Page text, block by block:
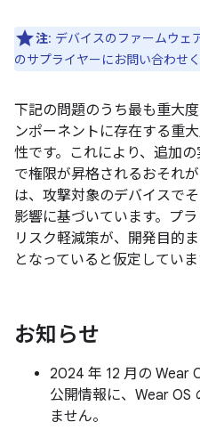
注: デバイスのファームウェ
のサプライヤーにお問い合わせく
下記の問題のうち最も重大
ンポーネントに存在する重
性です。これにより、追加
で権限が昇格されるおそれが
は、攻撃対象のデバイスで
影響に基づいています。プ
リスク軽減策が、開発目的
となっていると仮定していま
お知らせ
2024 年 12 月の Wear
公開情報に、Wear OS
ません。